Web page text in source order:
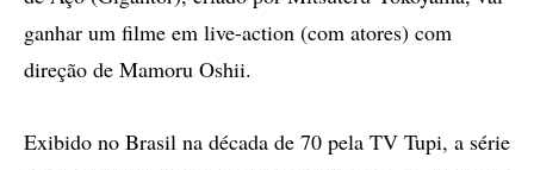
ganhar um filme em live-action (com atores) com
direção de Mamoru Oshii.
Exibido no Brasil na década de 70 pela TV Tupi, a série